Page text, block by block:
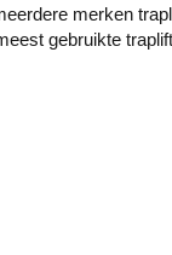
merken
gebruikte